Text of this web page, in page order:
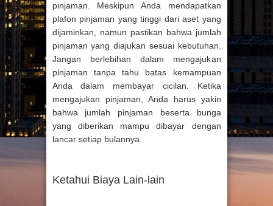
pinjaman. Meskipun Anda mendapatkan
plafon pinjaman yang tinggi dari aset yang
dijaminkan, namun pastikan bahwa jumlah
pinjaman yang diajukan sesuai kebutuhan.
Jangan berlebihan dalam mengajukan
pinjaman tanpa tahu batas kemampuan
Anda dalam membayar cicilan. Ketika
mengajukan pinjaman, Anda harus yakin
bahwa jumlah pinjaman beserta bunga
yang diberikan mampu dibayar dengan
lancar setiap bulannya.
Ketahui Biaya Lain-lain